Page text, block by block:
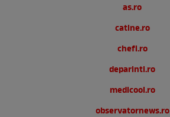
as.ro
catine.ro
chefi.ro
deparinti.ro
medicool.ro
observatornews.ro